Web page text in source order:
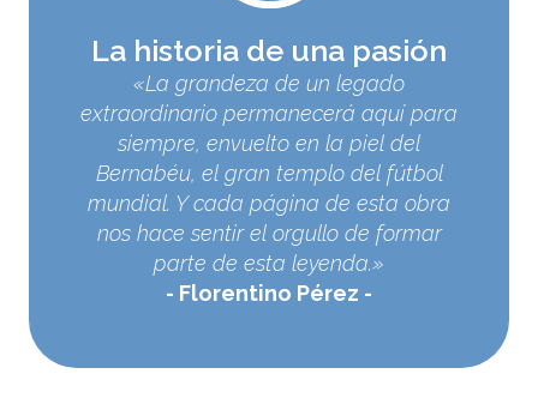
La historia de una pasión
«La grandeza de un legado
extraordinario permanecerá aquí para
siempre, envuelto en la piel del
Bernabéu, el gran templo del fútbol
mundial. Y cada página de esta obra
nos hace sentir el orgullo de formar
parte de esta leyenda.»
Florentino Pérez